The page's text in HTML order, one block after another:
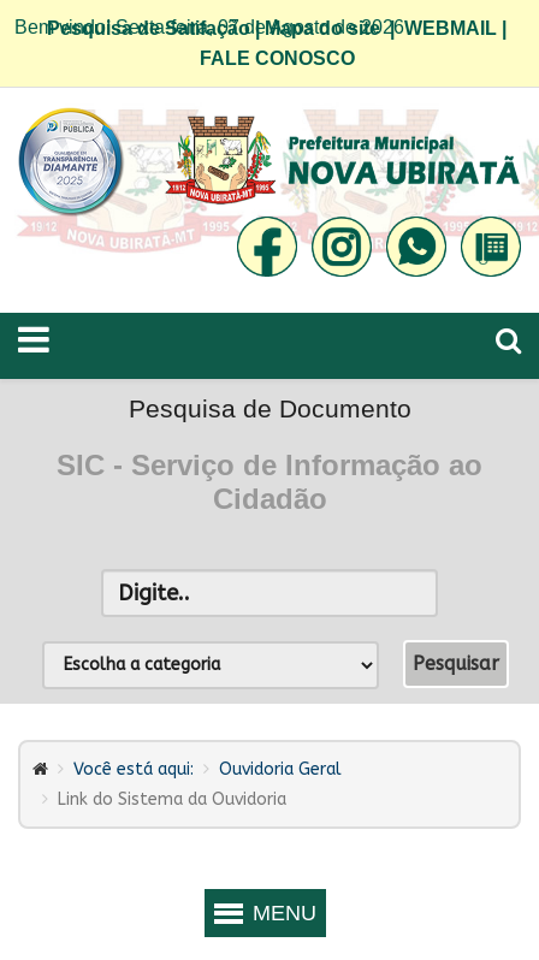
Bem vindo! Sexta-feira, 07 de Agosto de 2026
Pesquisa de Satifação|Mapa do site|WEBMAIL
FALE CONOSCO
Pesquisa de Documento
SIC - Serviço de Informação ao
Cidadão
Você está aqui:
Ouvidoria Geral
Link do Sistema da Ouvidoria